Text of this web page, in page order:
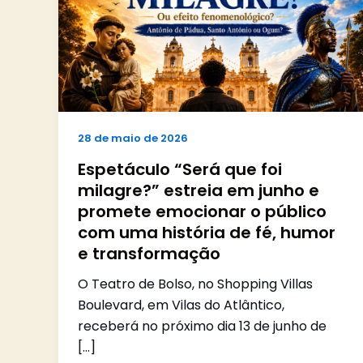
28 de maio de 2026
Espetáculo “Será que foi
milagre?” estreia em junho e
promete emocionar o público
com uma história de fé, humor
e transformação
O Teatro de Bolso, no Shopping Villas
Boulevard, em Vilas do Atlântico,
receberá no próximo dia 13 de junho de
[…]